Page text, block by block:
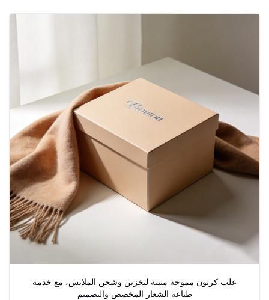
علب كرتون مموجة متينة لتخزين وشحن الملابس، مع خدمة
طباعة الشعار المخصص والتصميم